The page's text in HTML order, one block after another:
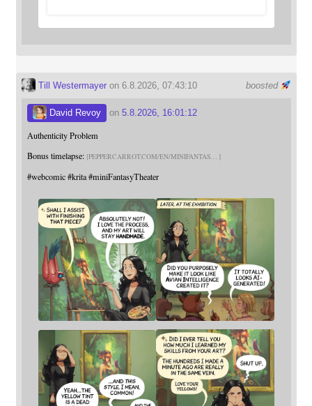
boosted
Till Westermayeron 6.8.2026, 07:43:10
David Revoy on 5.8.2026, 16:01:12
Authenticity Problem
Bonus timelapse: PEPPERCARROT.COM/EN/MINIFANTAS
#webcomic #krita #miniFantasyTheater